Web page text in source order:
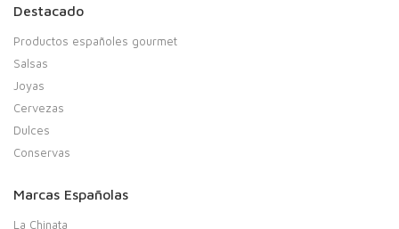
Destacado
Productos españoles gourmet
Salsas
Joyas
Cervezas
Dulces
Conservas
Marcas Españolas
La Chinata